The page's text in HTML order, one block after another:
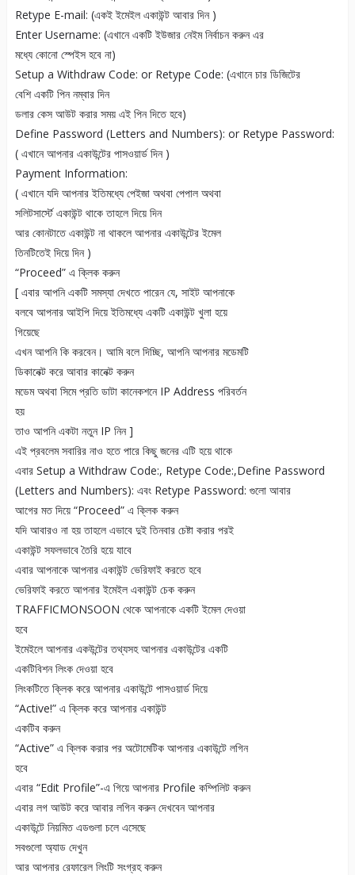
Retype E-mail: (একই ইমেইল একাউন্ট আবার দিন )
Enter Username: (এখানে একটি ইউজার নেইম নির্বাচন করুন এর
মধ্যে কোনো স্পেইস হবে না)
Setup a Withdraw Code: or Retype Code: (এখানে চার ডিজিটের
বেশি একটি পিন নম্বার দিন
ডলার কেস আউট করার সময় এই পিন দিতে হবে)
Define Password (Letters and Numbers): or Retype Password:
( এখানে আপনার একাউন্টের পাসওয়ার্ড দিন )
Payment Information:
( এখানে যদি আপনার ইতিমধ্যে পেইজা অথবা পেপাল অথবা
সলিটসার্স্টে একাউন্ট থাকে তাহলে দিয়ে দিন
আর কোনটাতে একাউন্ট না থাকলে আপনার একাউন্টের ইমেল
তিনটিতেই দিয়ে দিন )
“Proceed” এ ক্লিক করুন
[ এবার আপনি একটি সমস্যা দেখতে পারেন যে, সাইট আপনাকে
বলবে আপনার আইপি দিয়ে ইতিমধ্যে একটি একাউন্ট খুলা হয়ে
গিয়েছে
এখন আপনি কি করবেন। আমি বলে দিচ্ছি, আপনি আপনার মডেমটি
ডিকানেক্ট করে আবার কানেক্ট করুন
মডেম অথবা সিমে প্রতি ডাটা কানেকশনে IP Address পরিবর্তন
হয়
তাও আপনি একটা নতুন IP নিন ]
এই প্রবলেম সবারির নাও হতে পারে কিছু জনের এটি হয়ে থাকে
এবার Setup a Withdraw Code:, Retype Code:,Define Password
(Letters and Numbers): এবং Retype Password: গুলো আবার
আগের মত দিয়ে “Proceed” এ ক্লিক করুন
যদি আবারও না হয় তাহলে এভাবে দুই তিনবার চেষ্টা করার পরই
একাউন্ট সফলভাবে তৈরি হয়ে যাবে
এবার আপনাকে আপনার একাউন্ট ভেরিফাই করতে হবে
ভেরিফাই করতে আপনার ইমেইল একাউন্ট চেক করুন
TRAFFICMONSOON থেকে আপনাকে একটি ইমেল দেওয়া
হবে
ইমেইলে আপনার একউন্টের তথ্যসহ আপনার একাউন্টের একটি
একটিবিশন লিংক দেওয়া হবে
লিংকটিতে ক্লিক করে আপনার একাউন্টে পাসওয়ার্ড দিয়ে
“Active!” এ ক্লিক করে আপনার একাউন্ট
একটিব করুন
“Active” এ ক্লিক করার পর অটোমেটিক আপনার একাউন্টে লগিন
হবে
এবার “Edit Profile”-এ গিয়ে আপনার Profile কম্পিলিট করুন
এবার লগ আউট করে আবার লগিন করুন দেখবেন আপনার
একাউন্টে নিয়মিত এডগুলা চলে এসেছে
সবগুলো অ্যাড দেখুন
আর আপনার রেফারেল লিংটি সংগ্রহ করুন